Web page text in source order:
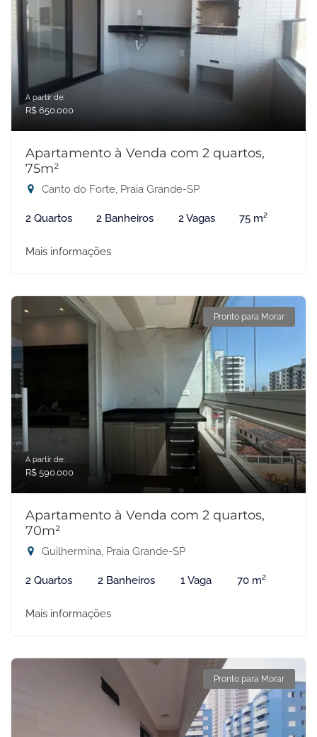
A partir de:
R$ 650.000
Apartamento à Venda com 2 quartos,
75m²
Canto do Forte, Praia Grande-SP
2 Quartos 2 Banheiros 2 Vagas 75 m²
Mais informações
Pronto para Morar
A partir de:
R$ 590.000
Apartamento à Venda com 2 quartos,
70m²
Guilhermina, Praia Grande-SP
2 Quartos 2 Banheiros 1 Vaga 70 m²
Mais informações
Pronto para Morar